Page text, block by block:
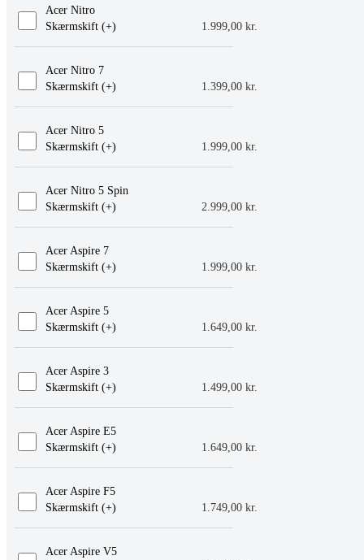
Acer Nitro
Skærmskift (+
1.999,00 kr.
)
Acer Nitro 7
Skærmskift (+
1.399,00 kr.
)
Acer Nitro 5
Skærmskift (+
1.999,00 kr.
)
Acer Nitro 5 Spin
Skærmskift (+
2.999,00 kr.
)
Acer Aspire 7
Skærmskift (+
1.999,00 kr.
)
Acer Aspire 5
Skærmskift (+
1.649,00 kr.
)
Acer Aspire 3
Skærmskift (+
1.499,00 kr.
)
Acer Aspire E5
Skærmskift (+
1.649,00 kr.
)
Acer Aspire F5
Skærmskift (+
1.749,00 kr.
)
Acer Aspire V5